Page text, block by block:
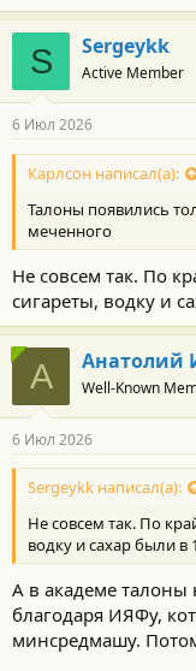
S Sergeykk
Active Member
6 Июл 2026
Карлсон написал(а):
Талоны появились
меченного
Не совсем так. По
сигареты, водку и
А Анатолий
Well-Known
6 Июл 2026
Sergeykk написал(а):
Не совсем так. По
водку и сахар были в
А в академе талоны
благодаря ИЯФу,
минсредмашу.